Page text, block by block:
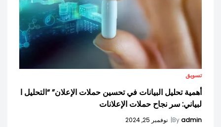
تسويق
أهمية تحليل البيانات في تحسين حملات الإعلان” “التحليل ا
لبياني: سر نجاح حملات الإعلانات
Byadmin
نوفمبر 25, 2024